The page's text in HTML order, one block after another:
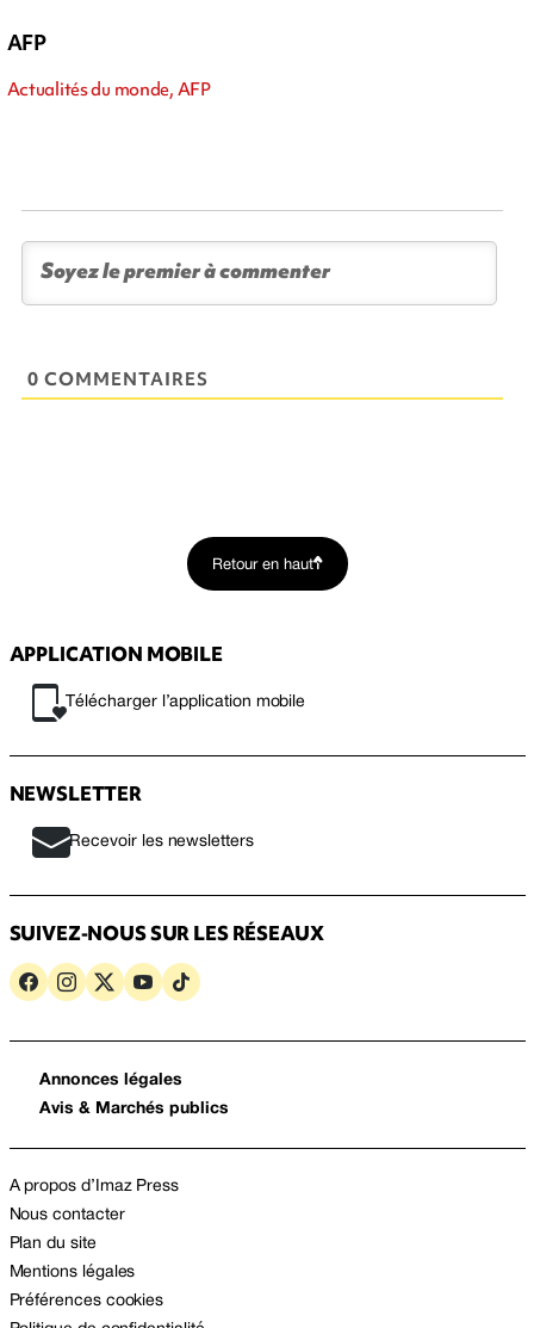
AFP
Actualités du monde, AFP
0 COMMENTAIRES
Retour en haut
APPLICATION MOBILE
Télécharger l’application mobile
NEWSLETTER
Recevoir les newsletters
SUIVEZ-NOUS SUR LES RÉSEAUX
Annonces légales
Avis & Marchés publics
A propos d’Imaz Press
Nous contacter
Plan du site
Mentions légales
Préférences cookies